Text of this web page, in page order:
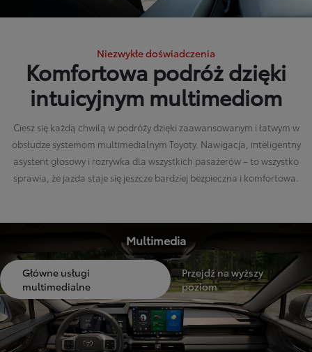
Niezwykłe doświadczenia
Komfortowa podróż dzięki
intuicyjnym multimediom
Ciesz się każdą chwilą w podróży dzięki zaawansowanym i łatwym w
obsłudze systemom multimedialnym Toyoty. Nawigacja, inteligentny
asystent głosowy i rozrywka dla wszystkich pasażerów – to wszystko
sprawia, że jazda staje się jeszcze bardziej bezpieczna i komfortowa.
Multimedia
Główne usługi
multimedialne
Przejdź na wyższy
poziom